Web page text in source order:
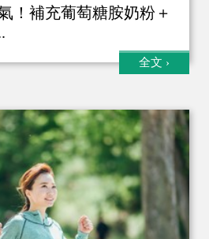
！補充葡萄糖胺奶粉＋
全文 ›